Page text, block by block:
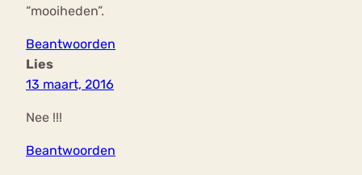
“mooiheden”.
Beantwoorden
Lies
13 maart, 2016
Nee !!!
Beantwoorden